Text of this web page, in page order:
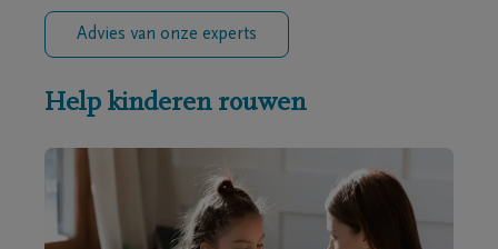
Advies van onze experts
Help kinderen rouwen